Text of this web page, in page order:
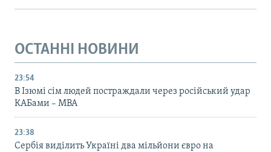
ОСТАННІ НОВИНИ
23:54
В Ізюмі сім людей постраждали через російський удар
КАБами – МВА
23:38
Сербія виділить Україні два мільйони євро на